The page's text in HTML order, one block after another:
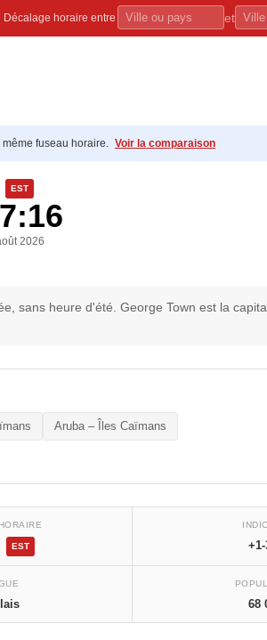
Décalage horaire entre et
fuseau horaire. Voir la comparaison
EST
2026
sans heure d'été. George Town est la
Aruba – Îles Caïmans
EST
68